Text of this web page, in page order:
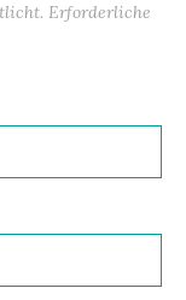
Erforderliche